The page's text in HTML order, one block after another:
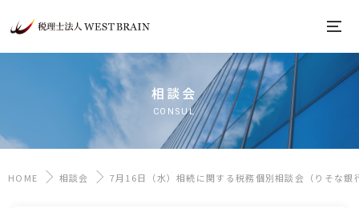
相談会
CONSUL
HOME 相談会 7月16日（水）相続に関する税務個別相談会（りそな銀